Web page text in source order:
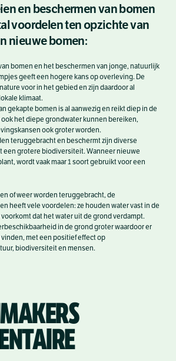
en beschermen van bomen
voordelen ten opzichte van
nieuwe bomen:
bomen en het beschermen van jonge, natuurlijk
geeft een hogere kans op overleving. De
voor in het gebied en zijn daardoor al
klimaat.
gekapte bomen is al aanwezig en reikt diep in de
ook het diepe grondwater kunnen bereiken,
ook groter worden.
teruggebracht en beschermt zijn diverse
een grotere biodiversiteit. Wanneer nieuwe
wordt vaak maar 1 soort gebruikt voor een
of weer worden teruggebracht, de
heeft vele voordelen: ze houden water vast in de
dat het water uit de grond verdampt.
in de grond groter waardoor er
met een positief effect op
biodiversiteit en mensen.